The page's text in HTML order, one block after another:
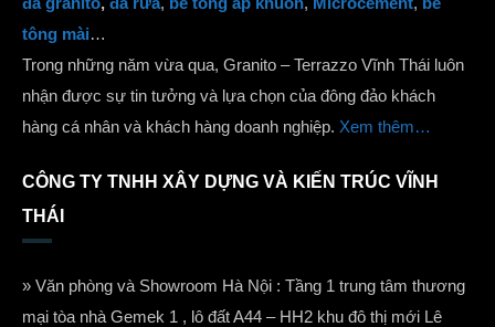
tông mài…
Trong những năm vừa qua, Granito – Terrazzo Vĩnh Thái luôn
nhận được sự tin tưởng và lựa chọn của đông đảo khách
hàng cá nhân và khách hàng doanh nghiệp. Xem thêm…
CÔNG TY TNHH XÂY DỰNG VÀ KIẾN TRÚC VĨNH
THÁI
» Văn phòng và Showroom Hà Nội : Tầng 1 trung tâm thương
mại tòa nhà Gemek 1 , lô đất A44 – HH2 khu đô thị mới Lê